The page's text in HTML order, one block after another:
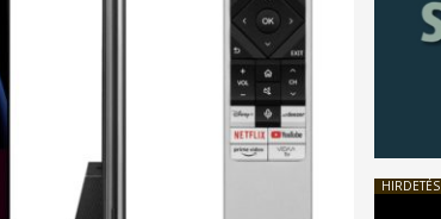
HIRDETÉS